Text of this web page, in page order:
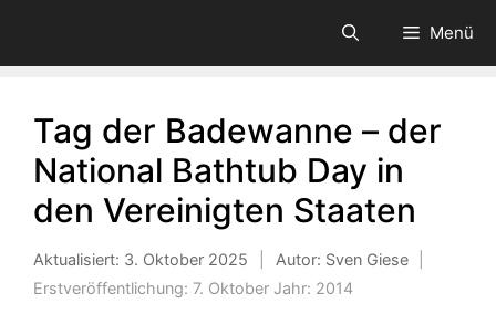
Menü
Tag der Badewanne – der
National Bathtub Day in
den Vereinigten Staaten
Aktualisiert: 3. Oktober 2025 Autor: Sven Giese
Erstveröffentlichung: 7. Oktober Jahr: 2014